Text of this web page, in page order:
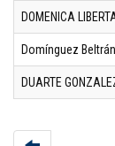
DOMENICA
Domínguez
DUARTE